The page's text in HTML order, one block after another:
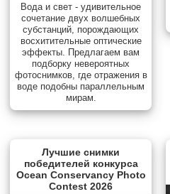
Вода и свет - удивительное
сочетание двух волшебных
субстанций, порождающих
восхитительные оптические
эффекты. Предлагаем вам
подборку невероятных
фотоснимков, где отражения в
воде подобны параллельным
мирам.
Лучшие снимки
победителей конкурса
Ocean Conservancy Photo
Contest 2026